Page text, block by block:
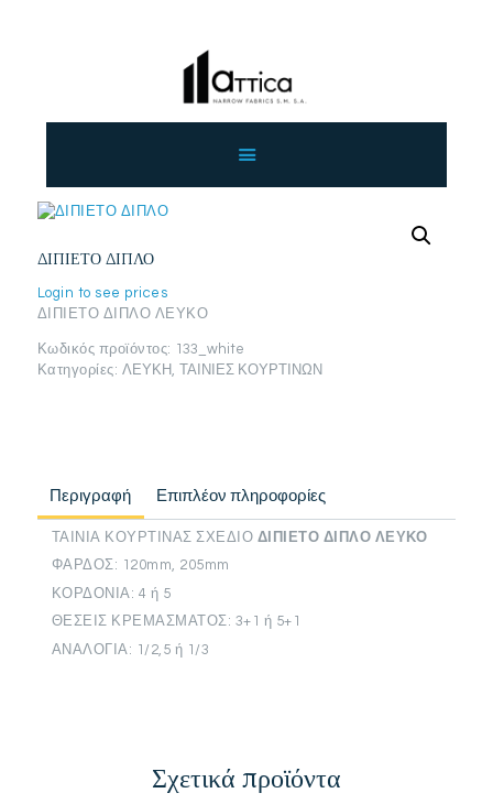
ΠΡΟΙΟΝΤΑ
ΕΛΛΗΝΙΚΆ
ΔΙΠΙΕΤΟ ΔΙΠΛΟ
Login to see prices
ΔΙΠΙΕΤΟ ΔΙΠΛΟ ΛΕΥΚΟ
Κωδικός προϊόντος: 133_white
Κατηγορίες: ΛΕΥΚΗ, ΤΑΙΝΙΕΣ ΚΟΥΡΤΙΝΩΝ
Περιγραφή Επιπλέον πληροφορίες
ΤΑΙΝΙΑ ΚΟΥΡΤΙΝΑΣ ΣΧΕΔΙΟ ΔΙΠΙΕΤΟ ΔΙΠΛΟ ΛΕΥΚΟ
ΦΑΡΔΟΣ: 120mm, 205mm
ΚΟΡΔΟΝΙΑ: 4 ή 5
ΘΕΣΕΙΣ ΚΡΕΜΑΣΜΑΤΟΣ: 3+1 ή 5+1
ΑΝΑΛΟΓΙΑ: 1/2,5 ή 1/3
Σχετικά προϊόντα